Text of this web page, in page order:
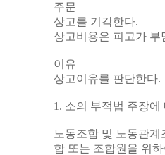
주문
상고를 기각한다.
상고비용은 피고가 부
이유
상고이유를 판단한다.
1. 소의 부적법 주장에
노동조합 및 노동관
합 또는 조합원을 위